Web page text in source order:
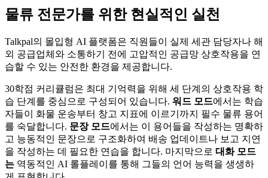
물류 전문가를 위한 현실적인 실천
Talkpal의 몰입형 AI 플랫폼은 직원들이 실제 세관 담당자나 해
외 공급업체와 소통하기 전에 고압적인 공급망 상호작용을 연
습할 수 있는 안전한 환경을 제공합니다.
30학점 커리큘럼은 최대 기억력을 위해 세 단계의 상호작용 학
습 단계를 중심으로 구성되어 있습니다. 워드 모드에서는 학습
자들이 화물 운송부터 창고 지표에 이르기까지 필수 물류 용어
를 숙달합니다. 문장 모드에서는 이 용어들을 작성하는 명확하
고 능동적인 문장으로 구조화하여 배송 업데이트나 보고 지연
을 작성하는 데 필요한 연습을 합니다. 마지막으로 대화 모드
는 역동적인 AI 롤플레이를 통해 그들의 언어 능력을 생생하